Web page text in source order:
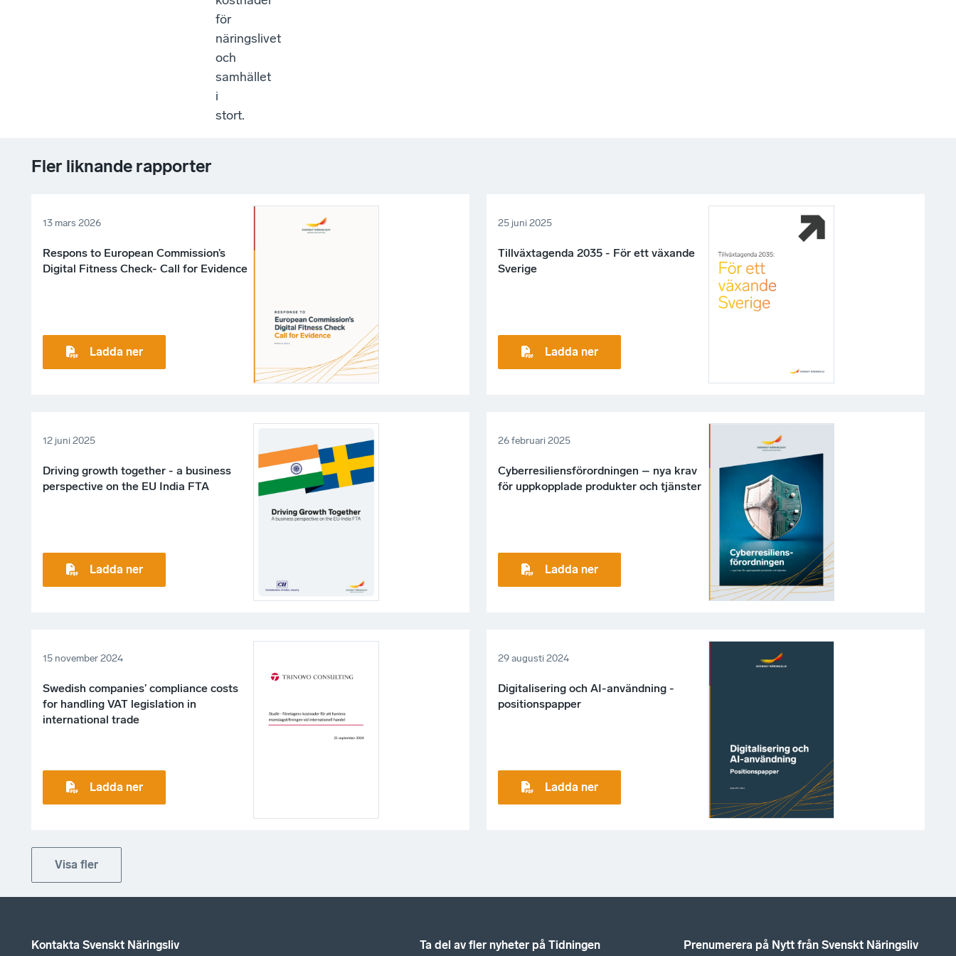
för
näringslivet
och
samhället
i
stort.
Fler liknande rapporter
13 mars 2026
Respons to European Commission’s
Digital Fitness Check- Call for Evidence
Ladda ner
25 juni 2025
Tillväxtagenda 2035 - För ett växande
Sverige
Ladda ner
12 juni 2025
Driving growth together - a business
perspective on the EU India FTA
Ladda ner
26 februari 2025
Cyberresiliensförordningen – nya krav
för uppkopplade produkter och tjänster
Ladda ner
15 november 2024
Swedish companies’ compliance costs
for handling VAT legislation in
international trade
Ladda ner
29 augusti 2024
Digitalisering och AI-användning -
positionspapper
Ladda ner
Visa fler
Kontakta Svenskt Näringsliv
Ta del av fler nyheter på Tidningen
Prenumerera på Nytt från Svenskt Näringsliv